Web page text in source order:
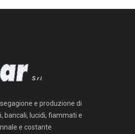
e produzione di
bancali, lucidi, fiammati e
e costante